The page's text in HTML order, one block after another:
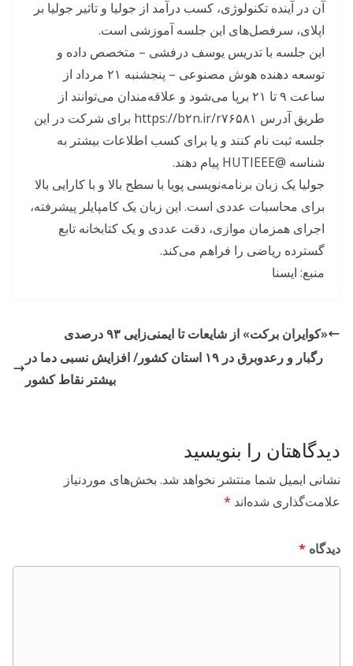
آن در آینده تکنولوژی، کسب درآمد از جولیا و تاثیر جولیا بر
اپلای، سرفصل‌های این جلسه آموزشی است.
این جلسه با تدریس یوسف درفشی – متخصص داده و
توسعه دهنده هوش مصنوعی – پنجشنبه ۲۱ مرداد از
ساعت ۹ تا ۲۱ برپا می‌شود و علاقه‌مندان می‌توانند از
طریق آدرس https://b۲n.ir/r۷۶۵۸۱ برای شرکت در این
جلسه ثبت‌ نام کنند و یا برای کسب اطلاعات بیشتر به
شناسه @HUTIEEE پیام دهند.
جولیا یک زبان برنامه‌نویسی پویا با سطح بالا و با کارایی بالا
برای محاسبات عددی است. این زبان یک کامپایلر پیشرفته،
اجرای همزمان موازی، دقت عددی و یک کتابخانه تابع
گسترده ریاضی را فراهم می‌کند.
منبع: ايسنا
«کوایران برکت» از شایعات تا ایمنی‌زایی ۹۳ درصدی
رگبار و رعدوبرق در ۱۹ استان کشور/ افزایش نسبی دما در
بیشتر نقاط کشور
دیدگاهتان را بنویسید
نشانی ایمیل شما منتشر نخواهد شد. بخش‌های موردنیاز
علامت‌گذاری شده‌اند *
دیدگاه *